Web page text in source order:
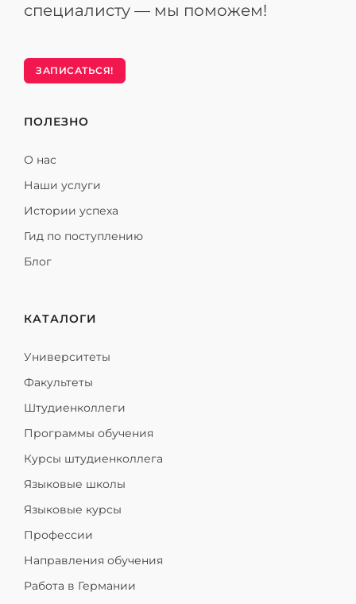
специалисту — мы поможем!
ЗАПИСАТЬСЯ!
ПОЛЕЗНО
О нас
Наши услуги
Истории успеха
Гид по поступлению
Блог
КАТАЛОГИ
Университеты
Факультеты
Штудиенколлеги
Программы обучения
Курсы штудиенколлега
Языковые школы
Языковые курсы
Профессии
Направления обучения
Работа в Германии